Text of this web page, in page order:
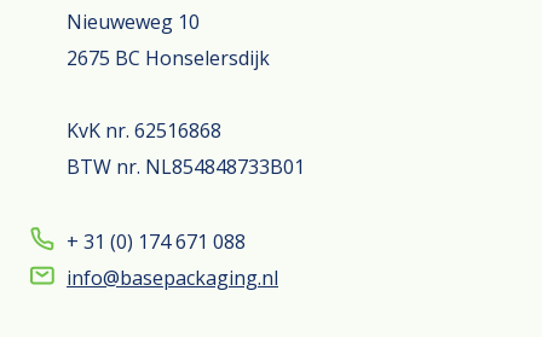
Nieuweweg 10
2675 BC Honselersdijk
KvK nr. 62516868
BTW nr. NL854848733B01
+ 31 (0) 174 671 088
info@basepackaging.nl